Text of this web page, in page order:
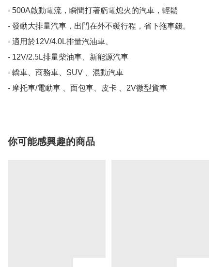
- 500A啟動電流，瞬間打著虧電熄火的汽車，輕鬆
- 發動大排量汽車，出門在外不礙行程，省下拖車錢。
- 適用於12V/4.0L排量汽油車、
- 12V/2.5L排量柴油車、新能源汽車
- 轎車、商務車、SUV 、混動汽車
- 摩托車/電動車 、面包車、皮卡 、2V微型貨車
你可能感興趣的商品